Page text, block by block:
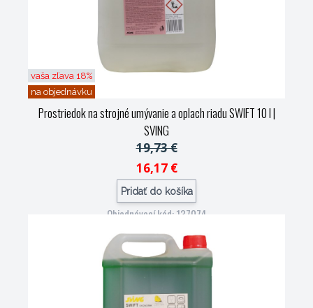
vaša zľava 18%
na objednávku
Prostriedok na strojné umývanie a oplach riadu SWIFT 10 l|
SVING
19,73 €
16,17 €
Pridať do košíka
Objednávací kód: 137074